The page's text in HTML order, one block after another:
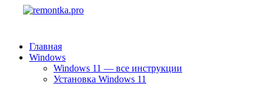
Главная
Windows
Windows 11 — все инструкции
Установка Windows 11